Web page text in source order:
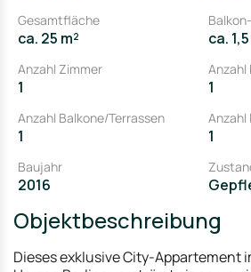
Gesamtfläche
ca. 25 m² ca.
Anzahl Zimmer
1
Anzahl
1
Anzahl Balkone/Terrassen
1
Anzahl
1
Baujahr
2016
Objektbeschreibung
Dieses exklusive City-Appartement